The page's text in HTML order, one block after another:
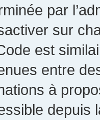
par
sur
est
entre
à
depuis